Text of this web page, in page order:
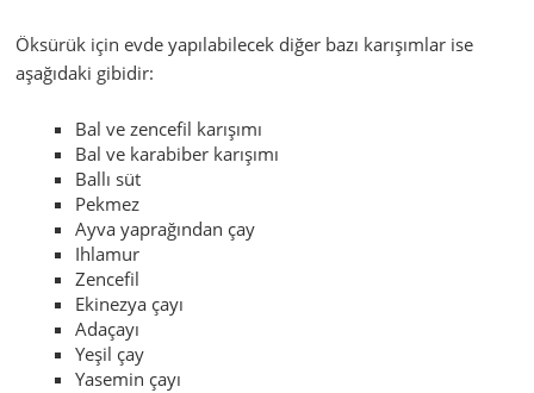
Öksürük için evde yapılabilecek diğer bazı karışımlar ise
aşağıdaki gibidir:
Bal ve zencefil karışımı
Bal ve karabiber karışımı
Ballı süt
Pekmez
Ayva yaprağından çay
Ihlamur
Zencefil
Ekinezya çayı
Adaçayı
Yeşil çay
Yasemin çayı